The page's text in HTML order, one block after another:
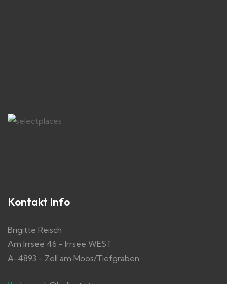
Kontakt Info
Brigitte Reisch
Am Irrsee 46 - Irrsee WEST
A-4893 - Zell am Moos/Tiefgraben